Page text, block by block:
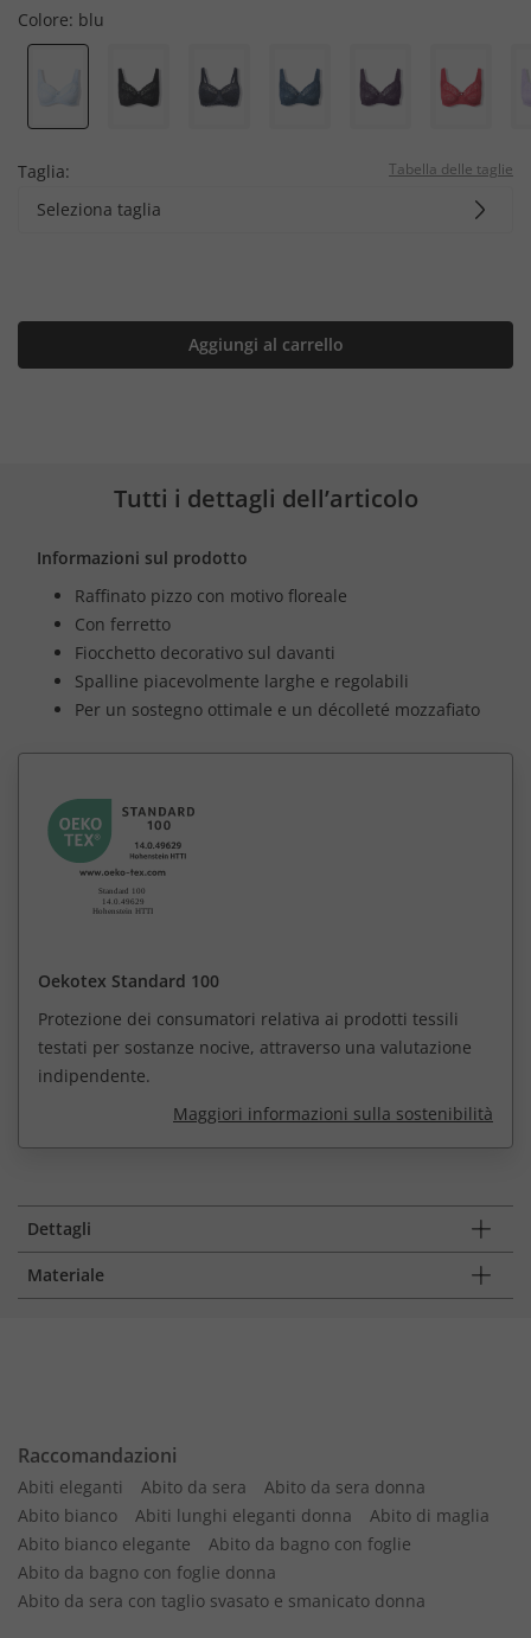
Colore: blu
Taglia: Tabella delle taglie
Seleziona taglia
Aggiungi al carrello
Tutti i dettagli dell’articolo
Informazioni sul prodotto
Raffinato pizzo con motivo floreale
Con ferretto
Fiocchetto decorativo sul davanti
Spalline piacevolmente larghe e regolabili
Per un sostegno ottimale e un décolleté mozzafiato
Oekotex Standard 100
Protezione dei consumatori relativa ai prodotti tessili
testati per sostanze nocive, attraverso una valutazione
indipendente.
Maggiori informazioni sulla sostenibilità
Dettagli
Materiale
Raccomandazioni
Abiti eleganti Abito da sera
Abito da sera donna
Abito bianco
Abiti lunghi eleganti donna
Abito di maglia
Abito bianco elegante
Abito da bagno con foglie
Abito da bagno con foglie donna
Abito da sera con taglio svasato e smanicato donna